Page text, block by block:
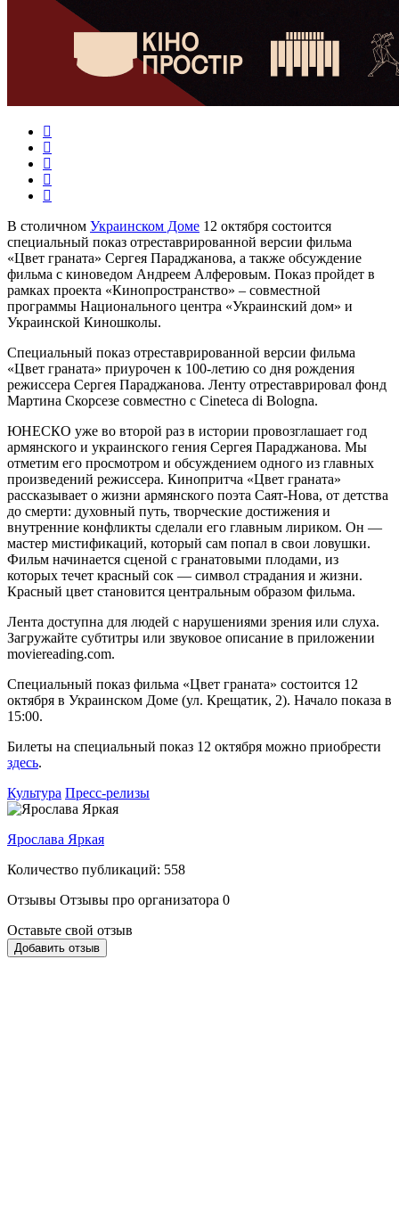
В столичном Украинском Доме 12 октября состоится
специальный показ отреставрированной версии фильма
«Цвет граната» Сергея Параджанова, а также обсуждение
фильма с киноведом Андреем Алферовым. Показ пройдет в
рамках проекта «Кинопространство» – совместной
программы Национального центра «Украинский дом» и
Украинской Киношколы.
Специальный показ отреставрированной версии фильма
«Цвет граната» приурочен к 100-летию со дня рождения
режиссера Сергея Параджанова. Ленту отреставрировал фонд
Мартина Скорсезе совместно с Cineteca di Bologna.
ЮНЕСКО уже во второй раз в истории провозглашает год
армянского и украинского гения Сергея Параджанова. Мы
отметим его просмотром и обсуждением одного из главных
произведений режиссера. Кинопритча «Цвет граната»
рассказывает о жизни армянского поэта Саят-Нова, от детства
до смерти: духовный путь, творческие достижения и
внутренние конфликты сделали его главным лириком. Он —
мастер мистификаций, который сам попал в свои ловушки.
Фильм начинается сценой с гранатовыми плодами, из
которых течет красный сок — символ страдания и жизни.
Красный цвет становится центральным образом фильма.
Лента доступна для людей с нарушениями зрения или слуха.
Загружайте субтитры или звуковое описание в приложении
moviereading.com.
Специальный показ фильма «Цвет граната» состоится 12
октября в Украинском Доме (ул. Крещатик, 2). Начало показа в
15:00.
Билеты на специальный показ 12 октября можно приобрести
здесь.
Культура Пресс-релизы
Ярослава Яркая
Количество публикаций: 558
Отзывы Отзывы про организатора 0
Оставьте свой отзыв
Добавить отзыв